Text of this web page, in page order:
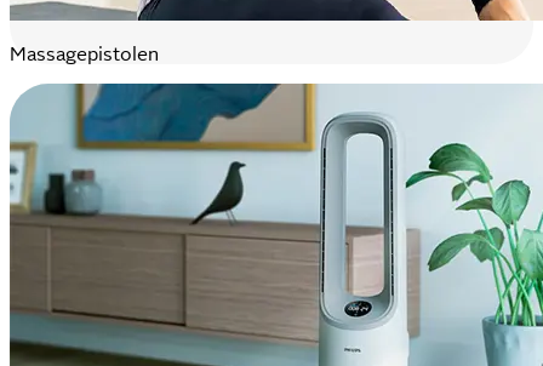
Massagepistolen